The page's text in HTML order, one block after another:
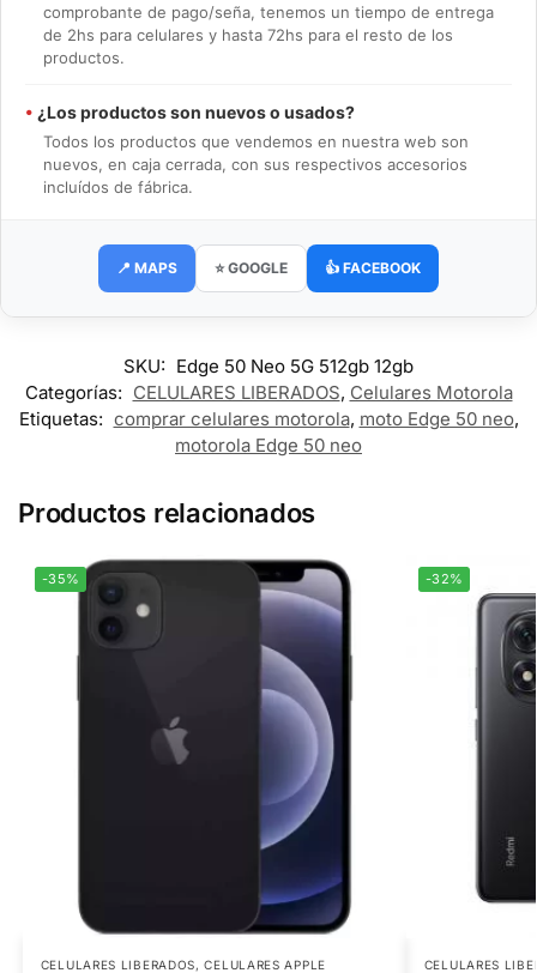
comprobante de pago/seña, tenemos un tiempo de entrega
de 2hs para celulares y hasta 72hs para el resto de los
productos.
• ¿Los productos son nuevos o usados?
Todos los productos que vendemos en nuestra web son
nuevos, en caja cerrada, con sus respectivos accesorios
incluídos de fábrica.
📍 MAPS ⭐ GOOGLE 👍 FACEBOOK
SKU: Edge 50 Neo 5G 512gb 12gb
Categorías: CELULARES LIBERADOS, Celulares Motorola
Etiquetas: comprar celulares motorola, moto Edge 50 neo,
motorola Edge 50 neo
Productos relacionados
-35%
CELULARES LIBERADOS,CELULARES APPLE
-32%
CELULARES